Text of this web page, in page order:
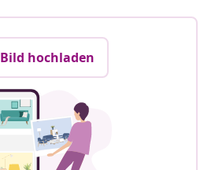
Bild hochladen